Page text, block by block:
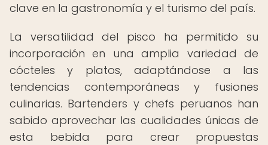
clave en la gastronomía y el turismo del país.
La versatilidad del pisco ha permitido su
incorporación en una amplia variedad de
cócteles y platos, adaptándose a las
tendencias contemporáneas y fusiones
culinarias. Bartenders y chefs peruanos han
sabido aprovechar las cualidades únicas de
esta bebida para crear propuestas